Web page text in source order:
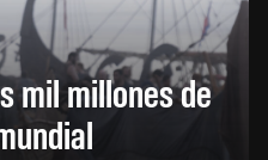
mil millones de